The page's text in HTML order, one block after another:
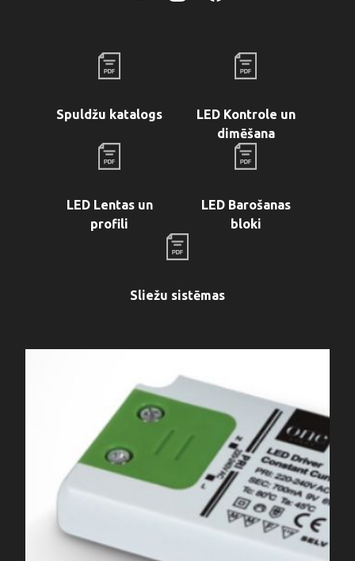
Spuldžu katalogs
LED Kontrole un
dimēšana
LED Lentas un
profili
LED Barošanas
bloki
Sliežu sistēmas